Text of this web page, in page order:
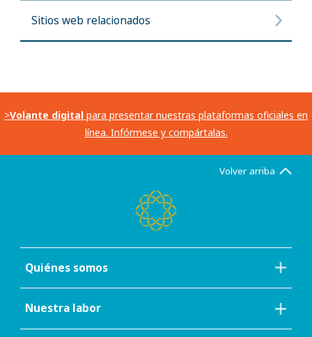
Sitios web relacionados
>Volante digital para presentar nuestras plataformas oficiales en
línea. Infórmese y compártalas.
Volver arriba
Quiénes somos
Nuestra labor